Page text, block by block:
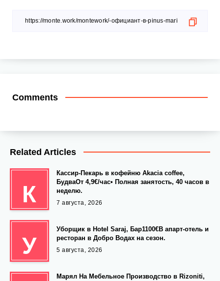
Comments
Related Articles
К
Кассир-Пекарь в кофейню Akacia coffee,
БудваОт 4,9€/час• Полная занятость, 40 часов в
неделю.
7 августа, 2026
У
Уборщик в Hotel Saraj, Бар1100€В апарт-отель и
ресторан в Добро Водах на сезон.
5 августа, 2026
Марял На Мебельное Производство в Rizoniti,